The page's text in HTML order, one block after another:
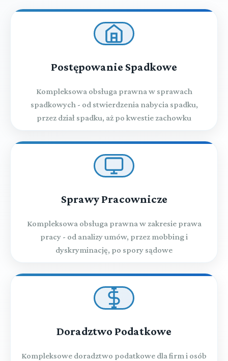
Postępowanie Spadkowe
Kompleksowa obsługa prawna w sprawach
spadkowych - od stwierdzenia nabycia spadku,
przez dział spadku, aż po kwestie zachowku
Sprawy Pracownicze
Kompleksowa obsługa prawna w zakresie prawa
pracy - od analizy umów, przez mobbing i
dyskryminację, po spory sądowe
Doradztwo Podatkowe
Kompleksowe doradztwo podatkowe dla firm i osób